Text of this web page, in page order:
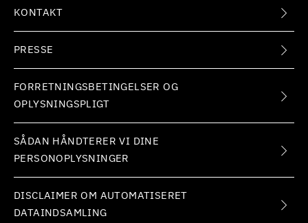
KONTAKT
PRESSE
FORRETNINGSBETINGELSER OG
OPLYSNINGSPLIGT
SÅDAN HÅNDTERER VI DINE
PERSONOPLYSNINGER
DISCLAIMER OM AUTOMATISERET
DATAINDSAMLING